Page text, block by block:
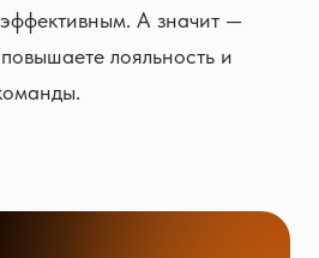
А значит —
лояльность и